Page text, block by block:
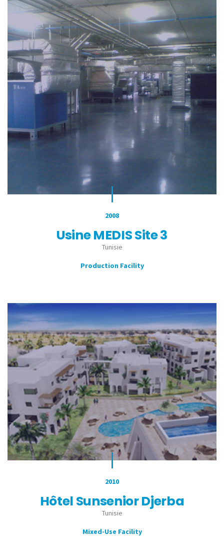
2008
Usine MEDIS Site 3
Tunisie
Production Facility
2010
Hôtel Sunsenior Djerba
Tunisie
Mixed-Use Facility